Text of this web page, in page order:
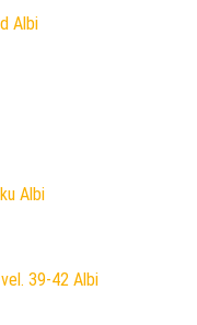
Albi
249 Kč.
129 Kč.
Albi
39-42 Albi
179 Kč.